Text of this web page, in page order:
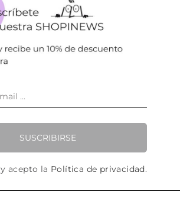
SUSCRIBIRSE
acepto la Política de privacidad.